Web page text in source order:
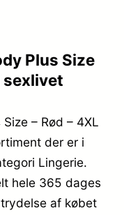
Plus Size
sexlivet
– Rød – 4XL
der er i
Lingerie.
hele 365 dages
af købet